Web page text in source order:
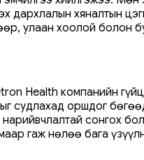
дархлалын хяналтын
улаан хоолой болон
Health компанийн
судлахад оршдог
нарийвчлалтай сонгох
гаж нөлөө бага